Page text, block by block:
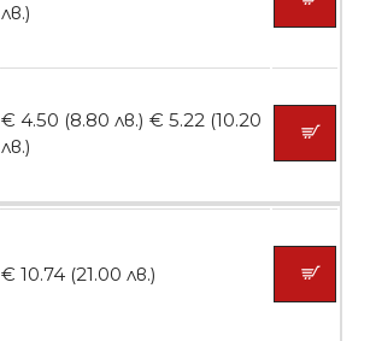
БЕЗПЛАТНО
Пила тип ренде 2в1
БЕЗПЛАТНО
лв.)
€ 4.50 (8.80 лв.) € 5.22 (10.20
лв.)
€ 10.74 (21.00 лв.)